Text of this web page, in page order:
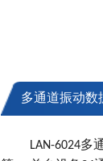
多通道振动数
LAN-6024多